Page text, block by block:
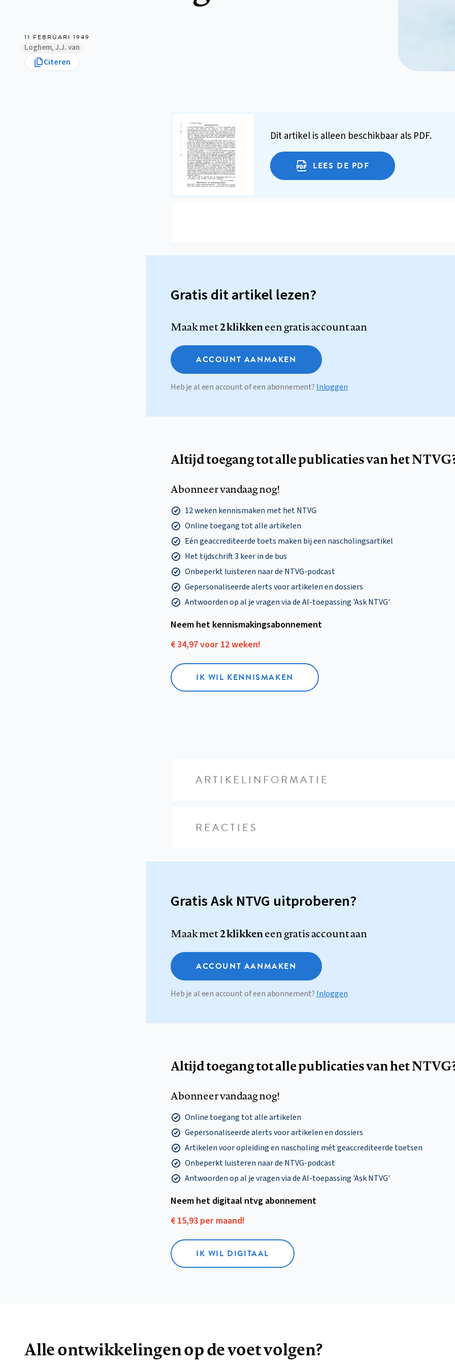
11 FEBRUARI 1949
Loghem, J.J. van
Citeren
Dit artikel is alleen beschikbaar als PDF.
LEES DE PDF
Gratis dit artikel lezen?
Maak met2 klikkeneen gratis account aan
ACCOUNT AANMAKEN
Heb je al een account of een abonnement? Inloggen
Altijd toegang tot alle publicaties van het
Abonneer vandaag nog!
12 weken kennismaken met het NTVG
Online toegang tot alle artikelen
Eén geaccrediteerde toets maken bij een nascholingsartikel
Het tijdschrift 3 keer in de bus
Onbeperkt luisteren naar de NTVG-podcast
Gepersonaliseerde alerts voor artikelen en dossiers
Antwoorden op al je vragen via de AI-toepassing 'Ask NTVG'
Neem het kennismakings­abonnement
€ 34,97 voor 12 weken!
IK WIL KENNISMAKEN
ARTIKELINFORMATIE
REACTIES
Gratis Ask NTVG uitproberen?
Maak met2 klikkeneen gratis account aan
ACCOUNT AANMAKEN
Heb je al een account of een abonnement? Inloggen
Altijd toegang tot alle publicaties van het
Abonneer vandaag nog!
Online toegang tot alle artikelen
Gepersonaliseerde alerts voor artikelen en dossiers
Artikelen voor opleiding en nascholing mét geaccrediteerde toetsen
Onbeperkt luisteren naar de NTVG-podcast
Antwoorden op al je vragen via de AI-toepassing 'Ask NTVG'
Neem het digitaal ntvg abonnement
€ 15,93 per maand!
IK WIL DIGITAAL
Alle ontwikkelingen op de voet volgen?